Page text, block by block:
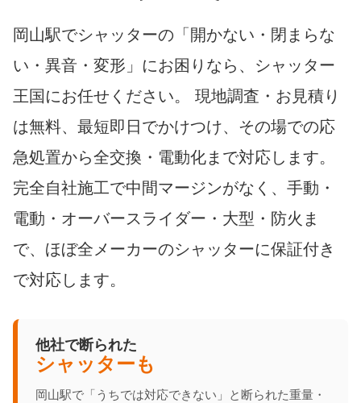
岡山駅でシャッターの「開かない・閉まらな
い・異音・変形」にお困りなら、シャッター
王国にお任せください。 現地調査・お見積り
は無料、最短即日でかけつけ、その場での応
急処置から全交換・電動化まで対応します。
完全自社施工で中間マージンがなく、手動・
電動・オーバースライダー・大型・防火ま
で、ほぼ全メーカーのシャッターに保証付き
で対応します。
他社で断られた
シャッターも
岡山駅で「うちでは対応できない」と断られた重量・